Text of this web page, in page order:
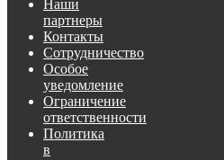
Наши
партнеры
Контакты
Сотрудничество
Особое
уведомление
Ограничение
ответственности
Политика
в